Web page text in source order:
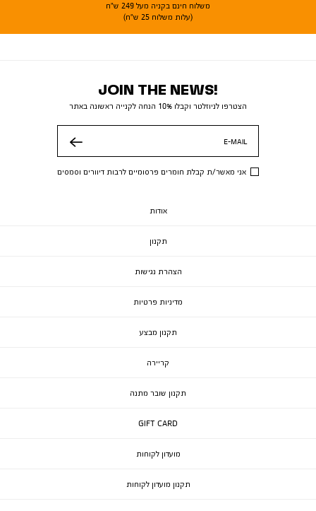
משלוח חינם בקניה מעל 249 ש"ח
(עלות משלוח 25 ש"ח)
JOIN THE NEWS!
הצטרפו לניוזלטר וקבלו 10% הנחה לקנייה ראשונה באתר
E-MAIL
אני מאשר/ת קבלת חומרים פרסומיים לרבות דיוורים וסמסים
אודות
תקנון
הצהרת נגישות
מדיניות פרטיות
תקנון מבצע
קריירה
תקנון שובר מתנה
GIFT CARD
מועדון לקוחות
תקנון מועדון לקוחות